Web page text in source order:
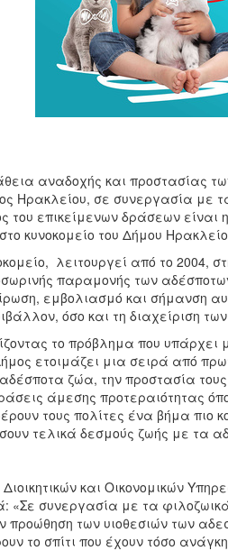
αναδοχής και προστασίας
Ηρακλείου, σε συνεργασία με
του επικείμενων δράσεων
κυνοκομείο του Δήμου
λειτουργεί από το 2004,
παραμονής των
εμβολιασμό και σήμανση
όσο και τη διαχείριση
το πρόβλημα που υπάρχει
ετοιμάζει μια σειρά από
ζώα, την προστασία
άμεσης προτεραιότητας
τους πολίτες ένα βήμα πιο
τελικά δεσμούς ζωής με τα
και Οικονομικών
«Σε συνεργασία με τα
προώθηση των υιοθεσιών των
το σπίτι που έχουν τόσο